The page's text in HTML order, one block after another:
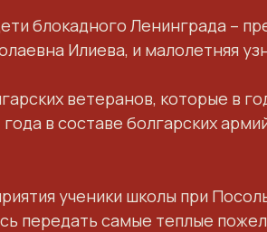
блокадного Ленинграда –
Илиева, и малолетняя
ветеранов, которые в
в составе болгарских
ученики школы при
передать самые теплые